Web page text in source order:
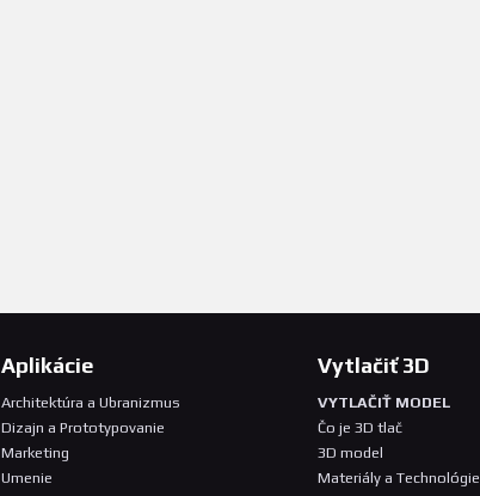
Aplikácie
Architektúra a Ubranizmus
Dizajn a Prototypovanie
Marketing
Umenie
Vytlačiť 3D
VYTLAČIŤ MODEL
Čo je 3D tlač
3D model
Materiály a Technológie